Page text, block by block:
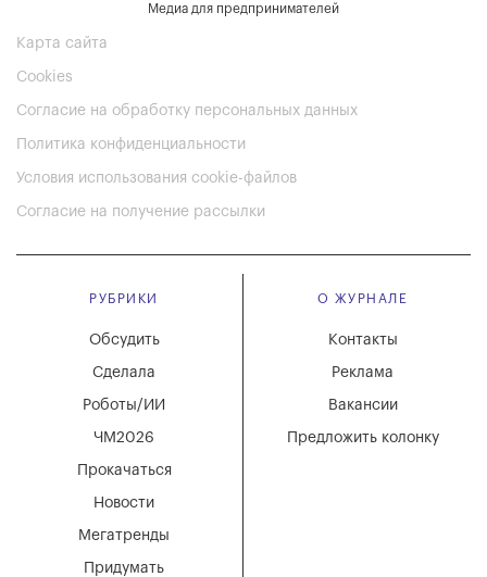
Медиа для предпринимателей
Карта сайта
Cookies
Согласие на обработку персональных данных
Политика конфиденциальности
Условия использования cookie-файлов
Согласие на получение рассылки
РУБРИКИ
Мегатренды
Придумать
Новости
Обсудить
Сделала
Роботы/ИИ
ЧМ2026
Прокачаться
О ЖУРНАЛЕ
Вакансии
Реклама
Контакты
Предложить колонку